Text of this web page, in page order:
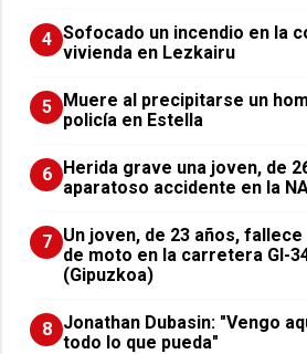
4 Sofocado un incendio en la
vivienda en Lezkairu
5 Muere al precipitarse un
policía en Estella
6 Herida grave una joven, de
aparatoso accidente en la
7 Un joven, de 23 años,
de moto en la carretera GI-
(Gipuzkoa)
8 Jonathan Dubasin: "Vengo
todo lo que pueda"